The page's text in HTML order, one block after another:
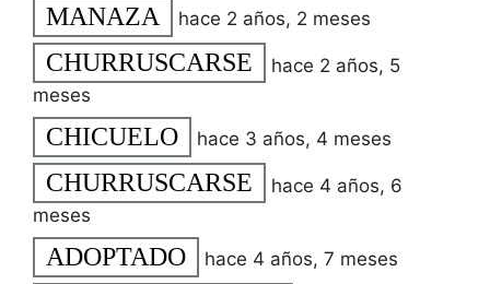
MANAZA hace 2 años, 2 meses
CHURRUSCARSE
hace 2 años, 5
meses
CHICUELO hace 3 años, 4 meses
CHURRUSCARSE
hace 4 años, 6
meses
ADOPTADO hace 4 años, 7 meses